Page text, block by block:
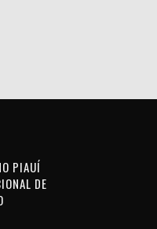
PIAUÍ
DE